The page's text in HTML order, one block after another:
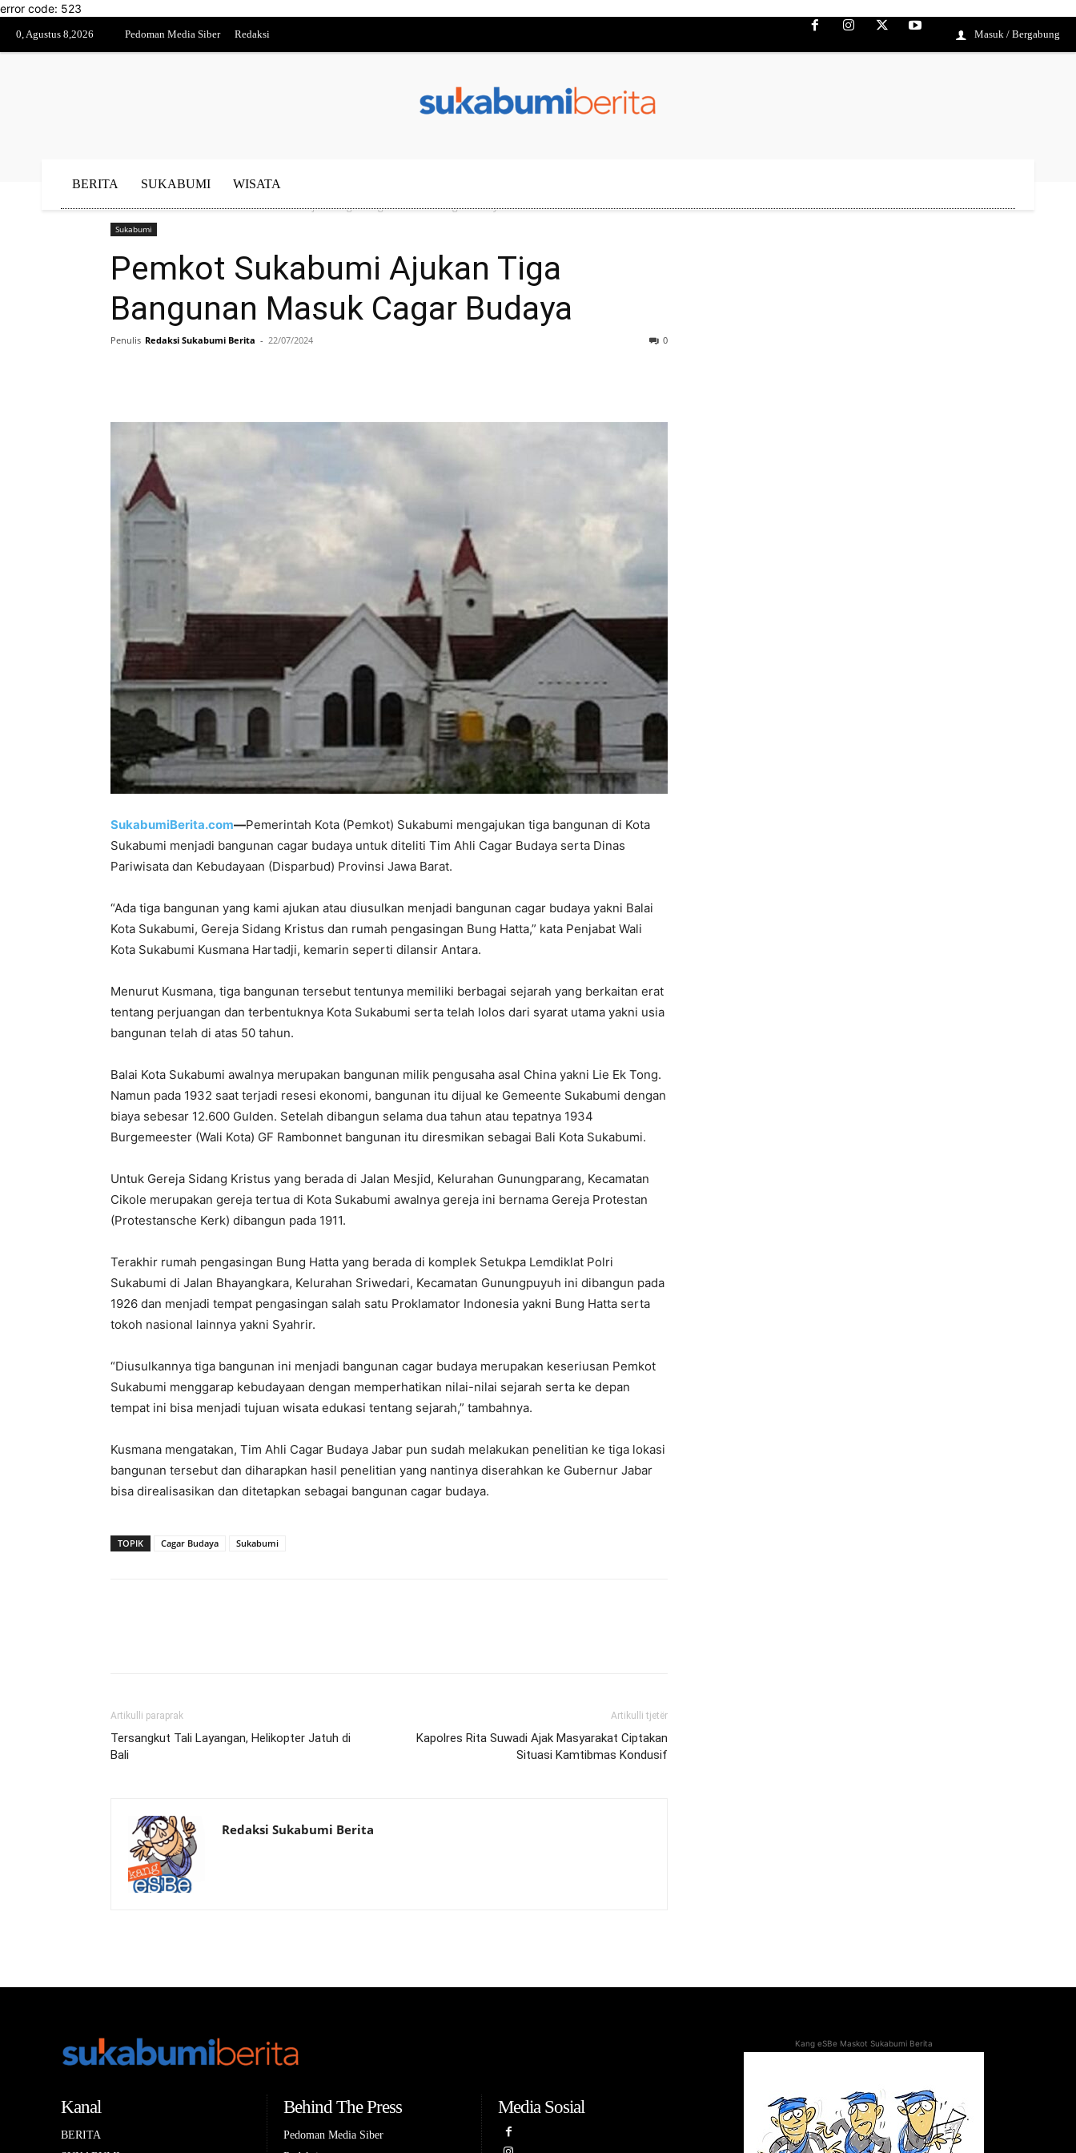
error code: 523
0, Agustus 8,2026 Pedoman Media Siber Redaksi Masuk / Bergabung
BERITA SUKABUMI
WISATA
Beranda
Sukabumi Pemkot Sukabumi Ajukan Tiga Bangunan Masuk Cagar Budaya
Sukabumi
Pemkot Sukabumi Ajukan Tiga
Bangunan Masuk Cagar Budaya
Penulis Redaksi Sukabumi Berita - 22/07/2024 0
SukabumiBerita.com—Pemerintah Kota (Pemkot) Sukabumi mengajukan tiga bangunan di Kota
Sukabumi menjadi bangunan cagar budaya untuk diteliti Tim Ahli Cagar Budaya serta Dinas
Pariwisata dan Kebudayaan (Disparbud) Provinsi Jawa Barat.
“Ada tiga bangunan yang kami ajukan atau diusulkan menjadi bangunan cagar budaya yakni Balai
Kota Sukabumi, Gereja Sidang Kristus dan rumah pengasingan Bung Hatta,” kata Penjabat Wali
Kota Sukabumi Kusmana Hartadji, kemarin seperti dilansir Antara.
Menurut Kusmana, tiga bangunan tersebut tentunya memiliki berbagai sejarah yang berkaitan erat
tentang perjuangan dan terbentuknya Kota Sukabumi serta telah lolos dari syarat utama yakni usia
bangunan telah di atas 50 tahun.
Balai Kota Sukabumi awalnya merupakan bangunan milik pengusaha asal China yakni Lie Ek Tong.
Namun pada 1932 saat terjadi resesi ekonomi, bangunan itu dijual ke Gemeente Sukabumi dengan
biaya sebesar 12.600 Gulden. Setelah dibangun selama dua tahun atau tepatnya 1934
Burgemeester (Wali Kota) GF Rambonnet bangunan itu diresmikan sebagai Bali Kota Sukabumi.
Untuk Gereja Sidang Kristus yang berada di Jalan Mesjid, Kelurahan Gunungparang, Kecamatan
Cikole merupakan gereja tertua di Kota Sukabumi awalnya gereja ini bernama Gereja Protestan
(Protestansche Kerk) dibangun pada 1911.
Terakhir rumah pengasingan Bung Hatta yang berada di komplek Setukpa Lemdiklat Polri
Sukabumi di Jalan Bhayangkara, Kelurahan Sriwedari, Kecamatan Gunungpuyuh ini dibangun pada
1926 dan menjadi tempat pengasingan salah satu Proklamator Indonesia yakni Bung Hatta serta
tokoh nasional lainnya yakni Syahrir.
“Diusulkannya tiga bangunan ini menjadi bangunan cagar budaya merupakan keseriusan Pemkot
Sukabumi menggarap kebudayaan dengan memperhatikan nilai-nilai sejarah serta ke depan
tempat ini bisa menjadi tujuan wisata edukasi tentang sejarah,” tambahnya.
Kusmana mengatakan, Tim Ahli Cagar Budaya Jabar pun sudah melakukan penelitian ke tiga lokasi
bangunan tersebut dan diharapkan hasil penelitian yang nantinya diserahkan ke Gubernur Jabar
bisa direalisasikan dan ditetapkan sebagai bangunan cagar budaya.
TOPIK Cagar Budaya Sukabumi
Artikulli paraprak
Tersangkut Tali Layangan, Helikopter Jatuh di
Bali
Artikulli tjetër
Kapolres Rita Suwadi Ajak Masyarakat Ciptakan
Situasi Kamtibmas Kondusif
Redaksi Sukabumi Berita
Kanal
BERITA
Behind The Press
Pedoman Media Siber
Media Sosial
Kang eSBe Maskot Sukabumi Berita